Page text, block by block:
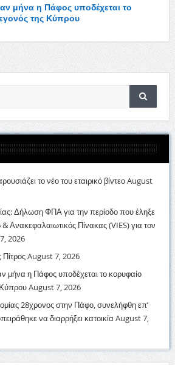
μήνα η Πάφος υποδέχεται το
της Κύπρου
το νέο του εταιρικό βίντεοAugust
Δήλωση ΦΠΑ για την περίοδο που έληξε
& Ανακεφαλαιωτικός Πίνακας (VIES) για τον
2026
August 7, 2026
μήνα η Πάφος υποδέχεται το κορυφαίο
ΚύπρουAugust 7, 2026
28χρονος στην Πάφο, συνελήφθη επ’
να διαρρήξει κατοικία August 7,